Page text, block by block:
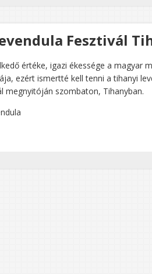
Fesztivál
értéke, igazi ékessége a magyar
ezért ismertté kell tenni a tihanyi
megnyitóján szombaton, Tihanyban.